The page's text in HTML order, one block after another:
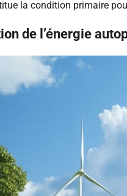
la condition primaire
de l’énergie